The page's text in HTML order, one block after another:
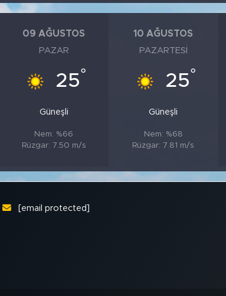
09 AĞUSTOS
PAZAR
25°
Güneşli
Nem: %66
Rüzgar: 7.50 m/s
10 AĞUSTOS
PAZARTESI
25°
Güneşli
Nem: %68
Rüzgar: 7.81 m/s
[email protected]